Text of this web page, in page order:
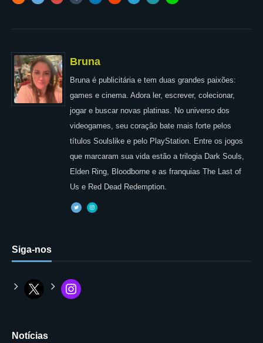
Bruna
Bruna é publicitária e tem duas grandes paixões:
games e cinema. Adora ler, escrever, colecionar,
jogar e buscar novas platinas. No universo dos
videogames, seu coração bate mais forte pelos
títulos Soulslike e pelo PlayStation. Entre os jogos
que marcaram sua vida estão a trilogia Dark Souls,
Elden Ring, Bloodborne e as franquias The Last of
Us e Red Dead Redemption.
Siga-nos
Notícias